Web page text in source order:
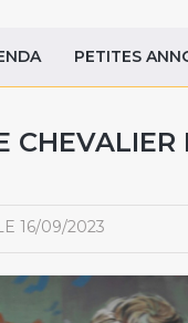
PETITES
16/09/2023